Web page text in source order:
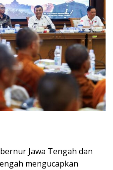
Jawa Tengah dan
mengucapkan